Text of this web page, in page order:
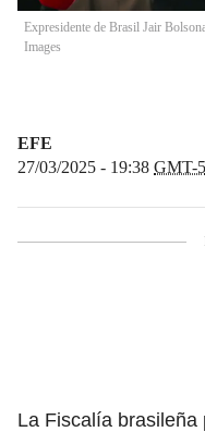
Expresidente de Brasil Jair
Images
EFE
27/03/2025 - 19:38 GMT-5
La Fiscalía brasileña